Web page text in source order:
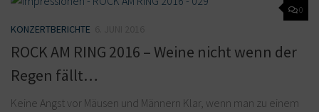
0
KONZERTBERICHTE
ROCK AM RING 2016 – Weine nicht wenn der
Regen fällt…
Keine Angst vor Mäusen und Männern Klar, wenn man zu einem